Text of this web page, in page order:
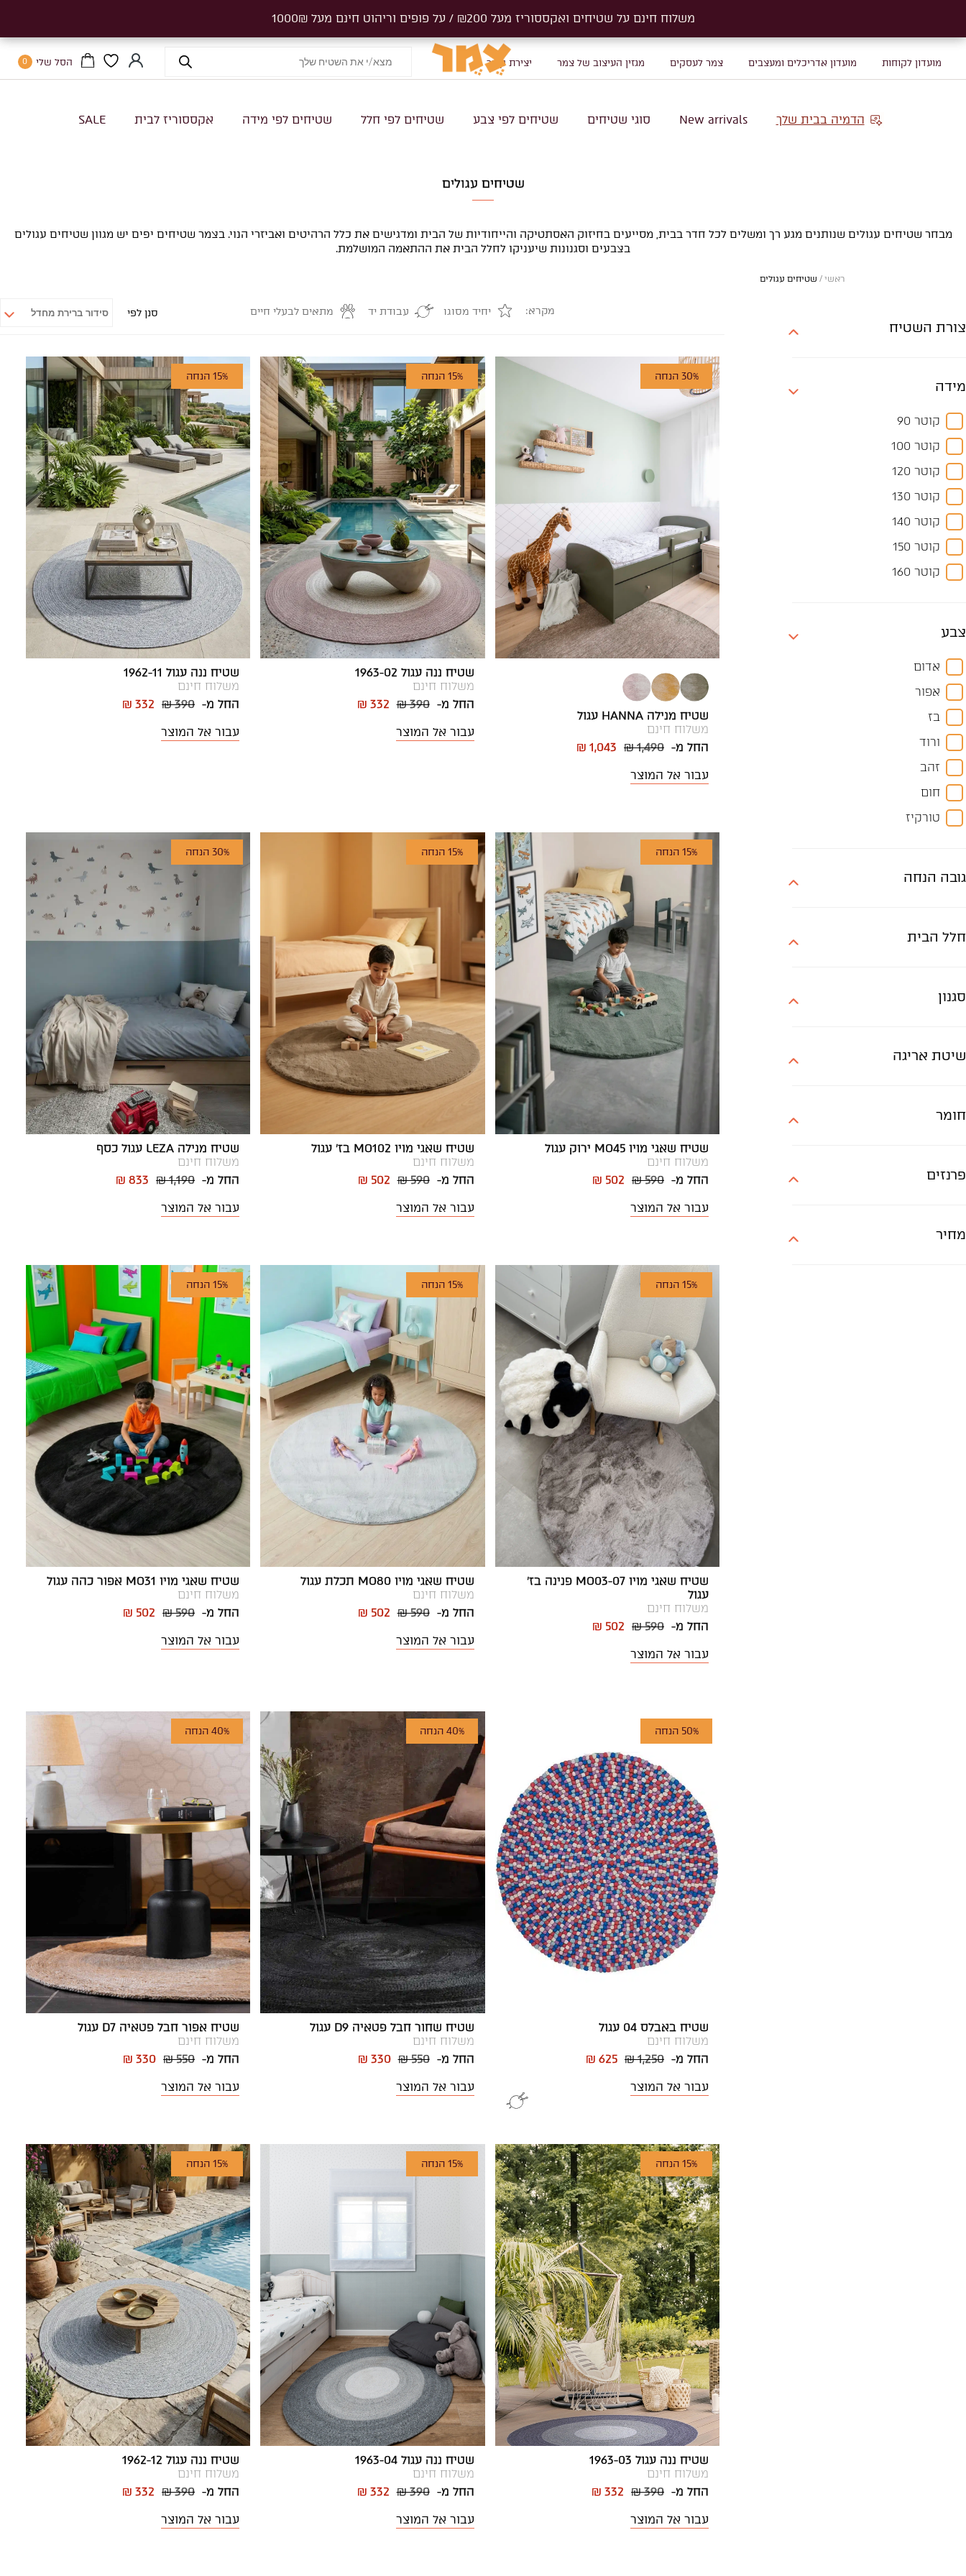
מועדון לקוחות מועדון אדריכלים ומעצבים צמר לעסקים מגזין העיצוב של צמר יצירת קשר
search
הסל שלי 0
הדמיה בבית שלך New arrivals סוגי שטיחים שטיחים לפי צבע שטיחים לפי חלל שטיחים לפי מידה אקססוריז לבית SALE
שטיחים עגולים
מבחר שטיחים עגולים שנותנים מגע רך ומשלים לכל חדר בבית, מסייעים בחיזוק האסתטיקה והייחודיות של הבית ומדגישים את כלל הרהיטים ואביזרי הנוי. בצמר שטיחים יפים יש מגוון שטיחים עגולים
בצבעים וסגנונות שיעניקו לחלל הבית את ההתאמה המושלמת.
ראשי / שטיחים עגולים
צורת השטיח
מידה
קוטר 90
קוטר 100
קוטר 120
קוטר 130
קוטר 140
קוטר 150
קוטר 160
קוטר 250
קוטר 300
צבע
אדום
אפור
בז
ורוד
זהב
חום
טורקיז
לבן
סגול
אפור כהה
גובה הנחה
חלל הבית
סגנון
שיטת אריגה
חומר
פרנזים
מחיר
מקרא: יחיד מסוגו מתאים לבעלי חיים עבודת יד סנן לפי
30% הנחה
שטיח מנילה HANNA עגול
משלוח חינם
החל מ- ₪ 1,490
₪ 1,043
עבור אל המוצר
15% הנחה
שטיח ננה עגול 1963-02
משלוח חינם
החל מ-₪ 390
₪ 332
עבור אל המוצר
15% הנחה
שטיח ננה עגול 1962-11
משלוח חינם
החל מ- ₪ 390
₪ 332
עבור אל המוצר
15% הנחה
שטיח שאגי מויו MO45 ירוק עגול
משלוח חינם
החל מ- ₪ 590
₪ 502
עבור אל המוצר
15% הנחה
שטיח שאגי מויו MO102 בז' עגול
משלוח חינם
החל מ-₪ 590
₪ 502
עבור אל המוצר
30% הנחה
שטיח מנילה LEZA עגול כסף
משלוח חינם
החל מ- ₪ 1,190
₪ 833
עבור אל המוצר
15% הנחה
שטיח שאגי מויו MO03-07 פנינה בז'
עגול
משלוח חינם
החל מ- ₪ 590
₪ 502
עבור אל המוצר
15% הנחה
שטיח שאגי מויו MO80 תכלת עגול
משלוח חינם
החל מ-₪ 590
₪ 502
עבור אל המוצר
15% הנחה
שטיח שאגי מויו MO31 אפור כהה עגול
משלוח חינם
החל מ- ₪ 590
₪ 502
עבור אל המוצר
50% הנחה
שטיח באבלס 04 עגול
משלוח חינם
החל מ- ₪ 1,250
₪ 625
עבור אל המוצר
40% הנחה
שטיח שחור חבל פטאיה D9 עגול
משלוח חינם
החל מ-₪ 550
₪ 330
עבור אל המוצר
40% הנחה
שטיח אפור חבל פטאיה D7 עגול
משלוח חינם
החל מ- ₪ 550
₪ 330
עבור אל המוצר
15% הנחה
שטיח ננה עגול 1963-03
משלוח חינם
החל מ- ₪ 390
₪ 332
עבור אל המוצר
15% הנחה
שטיח ננה עגול 1963-04
משלוח חינם
החל מ-₪ 390
₪ 332
עבור אל המוצר
15% הנחה
שטיח ננה עגול 1962-12
משלוח חינם
החל מ- ₪ 390
₪ 332
עבור אל המוצר
משלוח חינם על שטיחים ואקססוריז מעל ₪200 / על פופים וריהוט חינם מעל 1000₪
משלוח חינם על שטיחים ואקססוריז מעל ₪200 / על פופים וריהוט חינם מעל 1000₪